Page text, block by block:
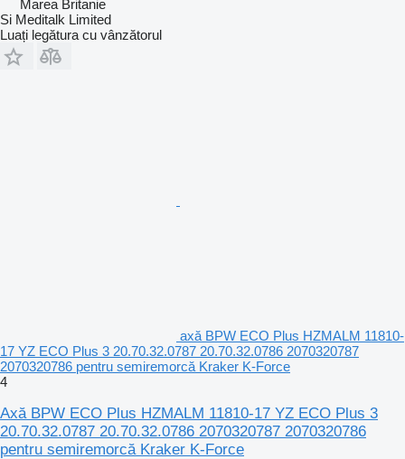
Marea Britanie
Si Meditalk Limited
Luați legătura cu vânzătorul
axă BPW ECO Plus HZMALM 11810-
17 YZ ECO Plus 3 20.70.32.0787 20.70.32.0786 2070320787
2070320786 pentru semiremorcă Kraker K-Force
4
Axă BPW ECO Plus HZMALM 11810-17 YZ ECO Plus 3
20.70.32.0787 20.70.32.0786 2070320787 2070320786
pentru semiremorcă Kraker K-Force